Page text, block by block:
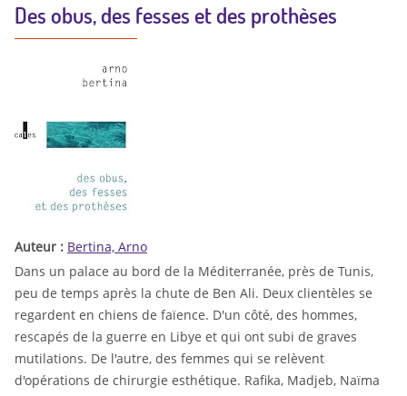
Des obus, des fesses et des prothèses
Auteur : Bertina, Arno
Dans un palace au bord de la Méditerranée, près de Tunis,
peu de temps après la chute de Ben Ali. Deux clientèles se
regardent en chiens de faïence. D'un côté, des hommes,
rescapés de la guerre en Libye et qui ont subi de graves
mutilations. De l'autre, des femmes qui se relèvent
d'opérations de chirurgie esthétique. Rafika, Madjeb, Naïma